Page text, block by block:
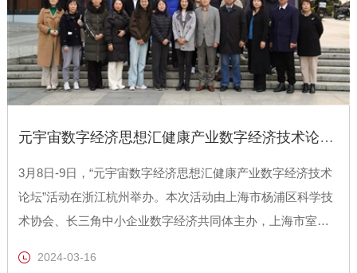
元宇宙数字经济思想汇健康产业数字经济技术论坛圆满举办
3月8日-9日，“元宇宙数字经济思想汇健康产业数字经济技术
论坛”活动在浙江杭州举办。本次活动由上海市杨浦区科学技
术协会、长三角中小企业数字经济共同体主办，上海市室内
2024-03-16